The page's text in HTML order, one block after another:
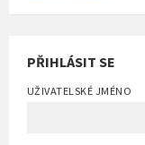
PŘIHLÁSIT SE
UŽIVATELSKÉ JMÉNO